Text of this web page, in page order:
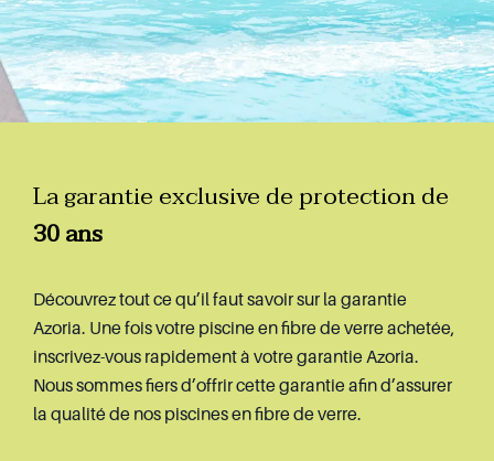
La garantie exclusive de protection de
30 ans
Découvrez tout ce qu’il faut savoir sur la garantie
Azoria. Une fois votre piscine en fibre de verre achetée,
inscrivez-vous rapidement à votre garantie Azoria.
Nous sommes fiers d’offrir cette garantie afin d’assurer
la qualité de nos piscines en fibre de verre.